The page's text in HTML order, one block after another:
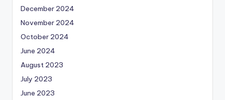
December 2024
November 2024
October 2024
June 2024
August 2023
July 2023
June 2023